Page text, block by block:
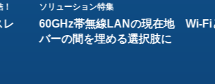
レ
ソリューション特集
60GHz帯無線LANの現在地 Wi-Fi
バーの間を埋める選択肢に